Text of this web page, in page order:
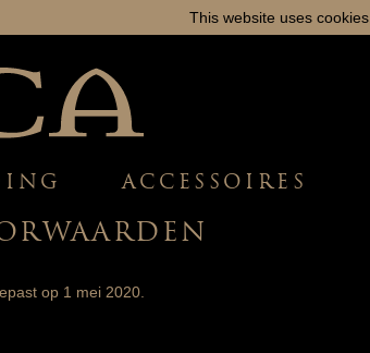
This website uses cookies.
ACCESSOIRES
op 1 mei 2020.